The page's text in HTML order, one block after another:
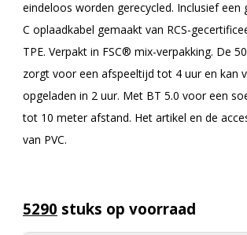
eindeloos worden gerecycled. Inclusief een
C oplaadkabel gemaakt van RCS-
TPE. Verpakt in FSC® mix-verpakking. De
zorgt voor een afspeeltijd tot 4 uur en kan
opgeladen in 2 uur. Met BT 5.0 voor een
tot 10 meter afstand. Het artikel en de
van PVC.
5290 stuks op voorraad